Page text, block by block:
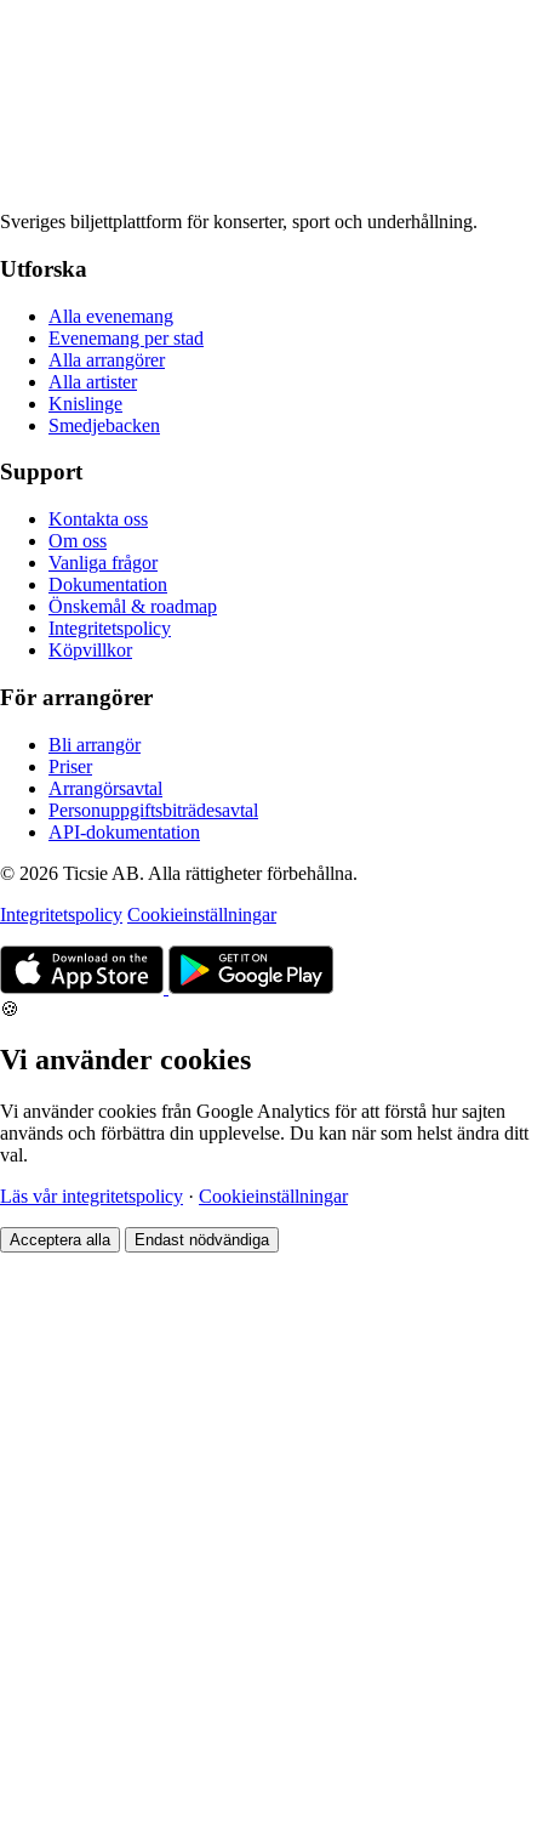
Sveriges biljettplattform för konserter, sport och underhållning.
Utforska
Alla evenemang
Evenemang per stad
Alla arrangörer
Alla artister
Knislinge
Smedjebacken
Support
Kontakta oss
Om oss
Vanliga frågor
Dokumentation
Önskemål & roadmap
Integritetspolicy
Köpvillkor
För arrangörer
Bli arrangör
Priser
Arrangörsavtal
Personuppgiftsbiträdesavtal
API-dokumentation
© 2026 Ticsie AB. Alla rättigheter förbehållna.
Integritetspolicy Cookieinställningar
🍪
Vi använder cookies
Vi använder cookies från Google Analytics för att förstå hur sajten
används och förbättra din upplevelse. Du kan när som helst ändra ditt
val.
Läs vår integritetspolicy · Cookieinställningar
Acceptera alla Endast nödvändiga